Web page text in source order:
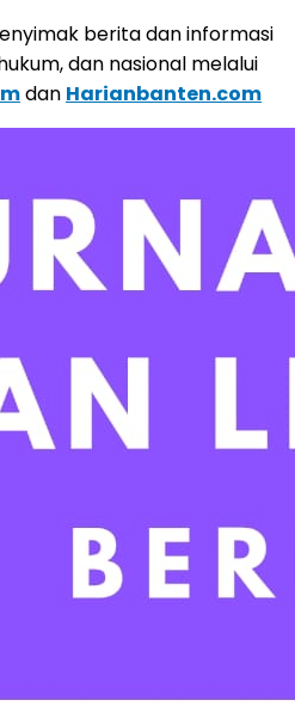
berita dan informasi
dan nasional melalui
dan Harianbanten.com